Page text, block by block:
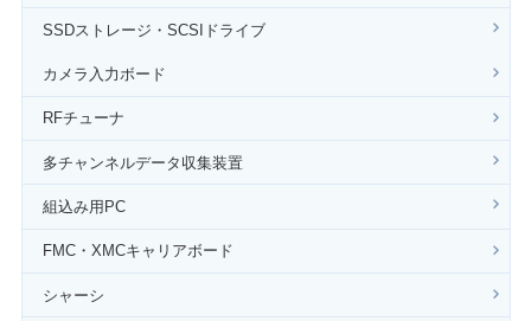
SSDストレージ・SCSIドライブ
カメラ入力ボード
RFチューナ
多チャンネルデータ収集装置
組込み用PC
FMC・XMCキャリアボード
シャーシ